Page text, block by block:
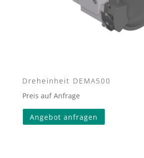
Dreheinheit DEMA500
Preis auf Anfrage
Angebot anfragen